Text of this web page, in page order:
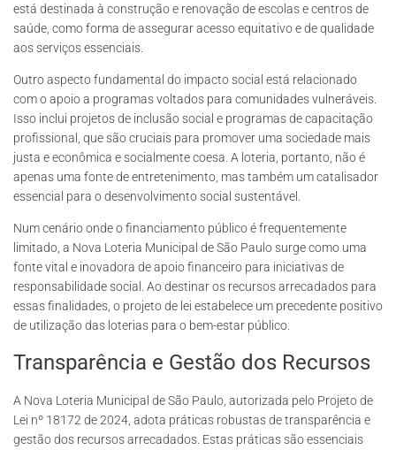
está destinada à construção e renovação de escolas e centros de
saúde, como forma de assegurar acesso equitativo e de qualidade
aos serviços essenciais.
Outro aspecto fundamental do impacto social está relacionado
com o apoio a programas voltados para comunidades vulneráveis.
Isso inclui projetos de inclusão social e programas de capacitação
profissional, que são cruciais para promover uma sociedade mais
justa e econômica e socialmente coesa. A loteria, portanto, não é
apenas uma fonte de entretenimento, mas também um catalisador
essencial para o desenvolvimento social sustentável.
Num cenário onde o financiamento público é frequentemente
limitado, a Nova Loteria Municipal de São Paulo surge como uma
fonte vital e inovadora de apoio financeiro para iniciativas de
responsabilidade social. Ao destinar os recursos arrecadados para
essas finalidades, o projeto de lei estabelece um precedente positivo
de utilização das loterias para o bem-estar público.
Transparência e Gestão dos Recursos
A Nova Loteria Municipal de São Paulo, autorizada pelo Projeto de
Lei nº 18172 de 2024, adota práticas robustas de transparência e
gestão dos recursos arrecadados. Estas práticas são essenciais